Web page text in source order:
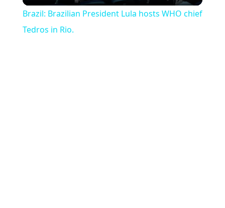
Brazil: Brazilian President Lula hosts WHO chief
Tedros in Rio.